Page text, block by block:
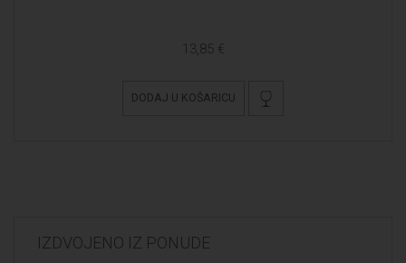
13,85 €
DODAJ U KOŠARICU
IZDVOJENO IZ PONUDE